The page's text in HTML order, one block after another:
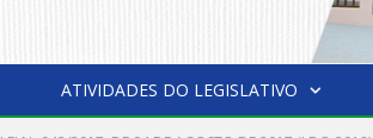
ATIVIDADES DO LEGISLATIVO